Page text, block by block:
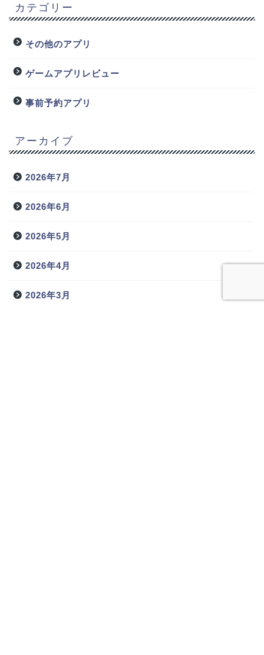
カテゴリー
その他のアプリ
ゲームアプリレビュー
事前予約アプリ
アーカイブ
2026年7月
2026年6月
2026年5月
2026年4月
2026年3月